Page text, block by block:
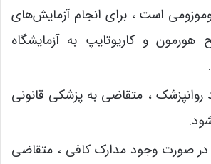
است ، برای انجام آزمایش‌های
و کاریوتایپ به آزمایشگاه
روانپزشک ، متقاضی به پزشکی قانونی
در صورت وجود مدارک کافی ، متقاضی